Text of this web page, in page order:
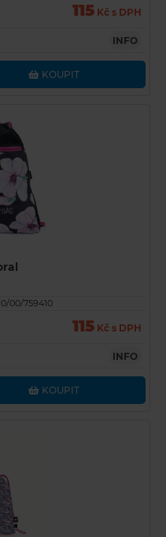
115 Kč s DPH
INFO
KOUPIT
00/759410
115 Kč s DPH
INFO
KOUPIT